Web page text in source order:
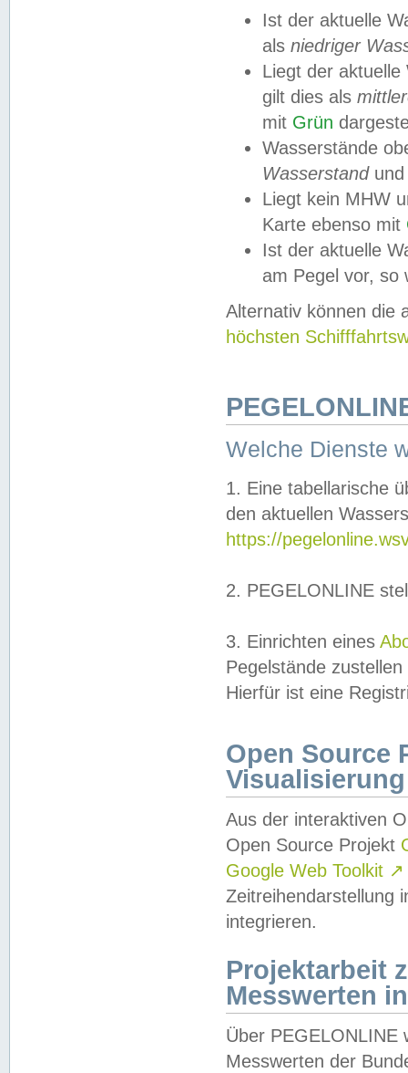
Ist der aktuelle
als niedriger
Liegt der
gilt dies als
mit Grün
Wasserstände
Wasserstandund
Liegt kein MHW
Karte ebenso mit
Ist der aktuelle
am Pegel vor,
Alternativ können die
höchsten
Welche Dienste
1. Eine tabellarische
den aktuellen
https://
2. PEGELONLINE
3. Einrichten eines
Pegelstände
Hierfür ist eine
Open Source
Visualisierung
Aus der interaktiven
Open Source Projekt
Google Web Toolkit ↗
Zeitreihendarstellung
integrieren.
Projektarbeit
Messwerten
Über PEGELONLINE
Messwerten der